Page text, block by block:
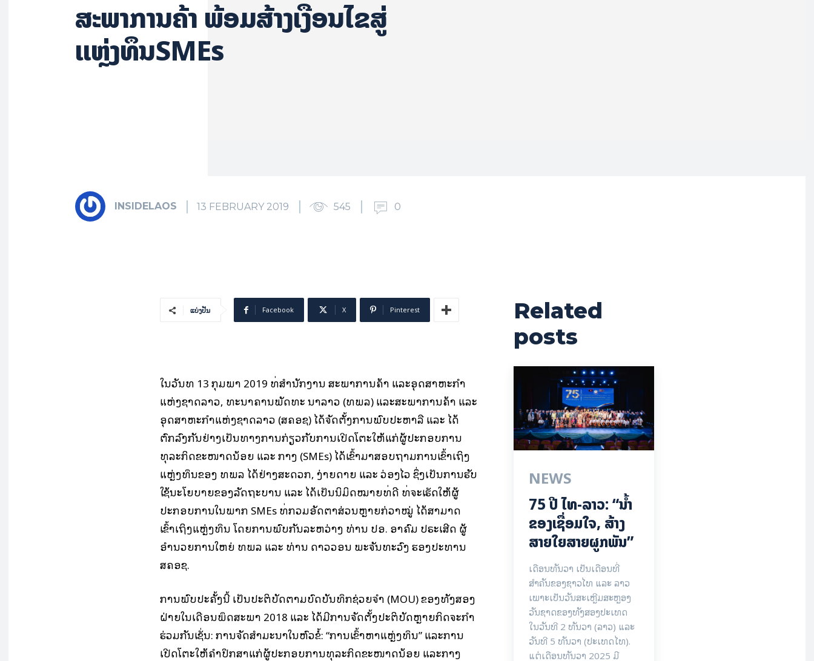
ສະພາການຄ້າ ພ້ອມສ້າງເງື່ອນໄຂສູ່
ແຫຼ່ງທຶນSMEs
INSIDELAOS 13 FEBRUARY 2019 545 0
ແບ່ງປັນ Facebook X Pinterest
ໃນວັນທີ 13 ກຸມພາ 2019 ທີ່ສໍານັກງານ ສະພາການຄ້າ ແລະອຸດສາຫະກໍາ
ແຫ່ງຊາດລາວ, ທະນາຄານພັດທະ ນາລາວ (ທພລ) ແລະສະພາການຄ້າ ແລະ
ອຸດສາຫະກໍາແຫ່ງຊາດລາວ (ສຄອຊ) ໄດ້ຈັດຕັ້ງການພົບປະຫາລື ແລະ ໄດ້
ຕົກລົງກັນຢ່າງເປັນທາງການກ່ຽວກັບການເປີດໂຕະໃຫ້ແກ່ຜູ້ປະກອບການ
ທຸລະກິດຂະໜາດນ້ອຍ ແລະ ກາງ (SMEs) ໄດ້ເຂົ້າມາສອບຖາມການເຂົ້າເຖິງ
ແຫຼ່ງທຶນຂອງ ທພລ ໄດ້ຢ່າງສະດວກ, ງ່າຍດາຍ ແລະ ວ່ອງໄວ ຊຶ່ງເປັນການຮັບ
ໃຊ້ນະໂຍບາຍຂອງລັດຖະບານ ແລະ ໄດ້ເປັນນິມິດໝາຍທີ່ດີ ທີ່ຈະເຮັດໃຫ້ຜູ້
ປະກອບການໃນພາກ SMEs ທີ່ກວມອັດຕາສ່ວນຫຼາຍກ່ວາໝູ່ ໄດ້ສາມາດ
ເຂົ້າເຖິງແຫຼ່ງທຶນ ໂດຍການພົບກັນລະຫວ່າງ ທ່ານ ປອ. ອາຄົມ ປຣະເສີດ ຜູ້
ອໍານວຍການໃຫຍ່ ທພລ ແລະ ທ່ານ ດາວວອນ ພະຈັນທະວົງ ຮອງປະທານ
ສຄອຊ.
ການພົບປະຄັ້ງນີ້ ເປັນປະຕິບັດຕາມບົດບັນທຶກຊ່ວຍຈຳ (MOU) ຂອງທັງສອງ
ຝ່າຍໃນເດືອນພຶດສະພາ 2018 ແລະ ໄດ້ມີການຈັດຕັ້ງປະຕິບັດຫຼາຍກິດຈະກຳ
ຮ່ວມກັນເຊັ່ນ: ການຈັດສຳມະນາໃນຫົວຂໍ້: “ການເຂົ້າຫາແຫຼ່ງທຶນ” ແລະການ
ເປີດໂຕະໃຫ້ຄໍາປຶກສາແກ່ຜູ້ປະກອບການທຸລະກິດຂະໜາດນ້ອຍ ແລະກາງ
Related
posts
NEWS
75 ປີ ​ໄທ-ລາວ: “​ນ້ຳ​
ຂອງ​ເຊື່ອມ​​ໃຈ, ສ້າງ
ສາຍໃຍ​ສາຍຜູກພັນ”
ເດືອນທັນວາ ເປັນເດືອນທີ່
ສຳຄັນຂອງຊາວໄທ ແລະ ລາວ
ເພາະເປັນວັນສະເຫຼີມສະຫຼອງ
ວັນຊາດຂອງທັງສອງປະເທດ
ໃນວັນທີ 2 ທັນວາ (ລາວ) ແລະ
ວັນທີ 5 ທັນວາ (ປະເທດໄທ).
ແຕ່ເດືອນທັນວາ 2025 ມີ